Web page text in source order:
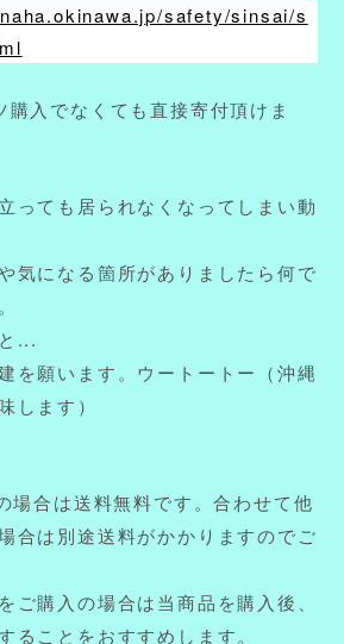
safety/sinsai/s
購入でなくても直接寄付頂けま
っても居られなくなってしまい動
気になる箇所がありましたら何で
...
を願います。ウートートー（沖縄
します）
場合は送料無料です。合わせて他
合は別途送料がかかりますのでご
ご購入の場合は当商品を購入後、
ることをおすすめします。